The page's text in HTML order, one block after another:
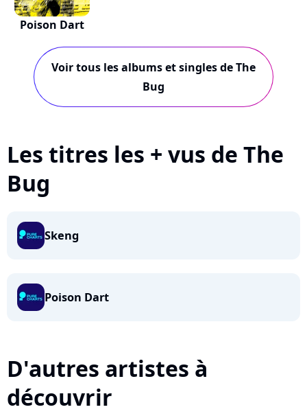
Poison Dart
Voir tous les albums et singles de The
Bug
Les titres les + vus de The
Bug
Skeng
Poison Dart
D'autres artistes à
découvrir